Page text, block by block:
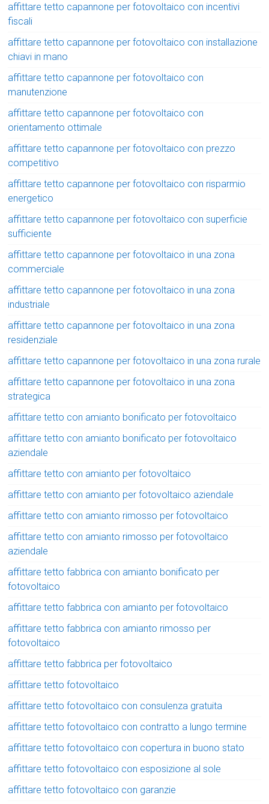
affittare tetto capannone per fotovoltaico con incentivi
fiscali
affittare tetto capannone per fotovoltaico con installazione
chiavi in mano
affittare tetto capannone per fotovoltaico con
manutenzione
affittare tetto capannone per fotovoltaico con
orientamento ottimale
affittare tetto capannone per fotovoltaico con prezzo
competitivo
affittare tetto capannone per fotovoltaico con risparmio
energetico
affittare tetto capannone per fotovoltaico con superficie
sufficiente
affittare tetto capannone per fotovoltaico in una zona
commerciale
affittare tetto capannone per fotovoltaico in una zona
industriale
affittare tetto capannone per fotovoltaico in una zona
residenziale
affittare tetto capannone per fotovoltaico in una zona rurale
affittare tetto capannone per fotovoltaico in una zona
strategica
affittare tetto con amianto bonificato per fotovoltaico
affittare tetto con amianto bonificato per fotovoltaico
aziendale
affittare tetto con amianto per fotovoltaico
affittare tetto con amianto per fotovoltaico aziendale
affittare tetto con amianto rimosso per fotovoltaico
affittare tetto con amianto rimosso per fotovoltaico
aziendale
affittare tetto fabbrica con amianto bonificato per
fotovoltaico
affittare tetto fabbrica con amianto per fotovoltaico
affittare tetto fabbrica con amianto rimosso per
fotovoltaico
affittare tetto fabbrica per fotovoltaico
affittare tetto fotovoltaico
affittare tetto fotovoltaico con consulenza gratuita
affittare tetto fotovoltaico con contratto a lungo termine
affittare tetto fotovoltaico con copertura in buono stato
affittare tetto fotovoltaico con esposizione al sole
affittare tetto fotovoltaico con garanzie